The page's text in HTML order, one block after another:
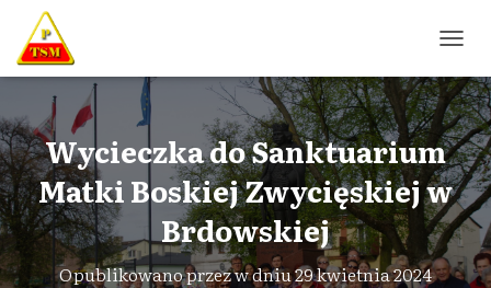
Wycieczka do Sanktuarium
Matki Boskiej Zwycięskiej w
Brdowskiej
Opublikowano przezw dniu29 kwietnia 2024